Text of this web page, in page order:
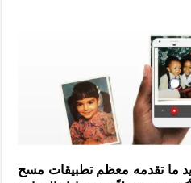
ما تقدمه معظم تطبيقات مسح